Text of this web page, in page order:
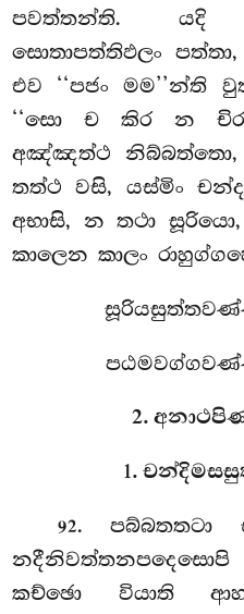
පවත්තන්ති. යදි
සොතාපත්තිඵලං
එව ‘‘පජං මම’’න්ති
‘‘සො ච කිර න
අඤ්ඤත්ථ නිබ්බත්තො,
තත්ථ වසි, යස්මිං
අභාසි, න තථා
කාලෙන කාලං
2.
1.
92. පබ්බතතටා
කච්ඡො වියාති